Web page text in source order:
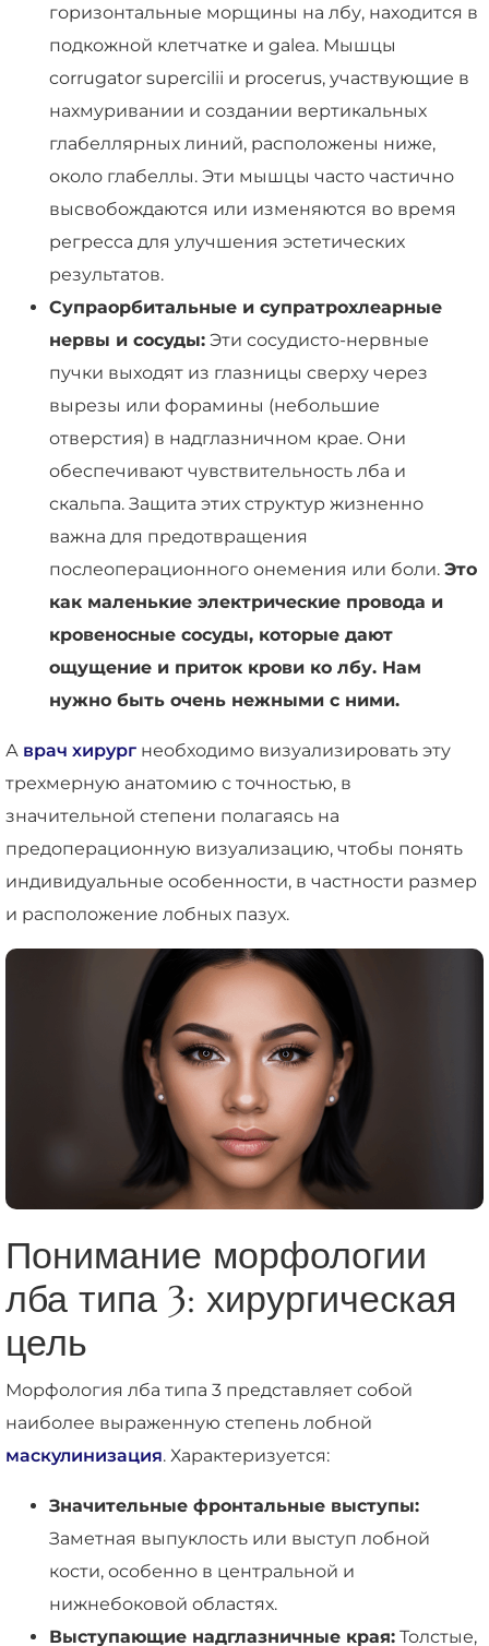
горизонтальные морщины на лбу, находится в
подкожной клетчатке и galea. Мышцы
corrugator supercilii и procerus, участвующие в
нахмуривании и создании вертикальных
глабеллярных линий, расположены ниже,
около глабеллы. Эти мышцы часто частично
высвобождаются или изменяются во время
регресса для улучшения эстетических
результатов.
Супраорбитальные и супратрохлеарные
нервы и сосуды: Эти сосудисто-нервные
пучки выходят из глазницы сверху через
вырезы или форамины (небольшие
отверстия) в надглазничном крае. Они
обеспечивают чувствительность лба и
скальпа. Защита этих структур жизненно
важна для предотвращения
послеоперационного онемения или боли. Это
как маленькие электрические провода и
кровеносные сосуды, которые дают
ощущение и приток крови ко лбу. Нам
нужно быть очень нежными с ними.
А врач хирург необходимо визуализировать эту
трехмерную анатомию с точностью, в
значительной степени полагаясь на
предоперационную визуализацию, чтобы понять
индивидуальные особенности, в частности размер
и расположение лобных пазух.
Понимание морфологии
лба типа 3: хирургическая
цель
Морфология лба типа 3 представляет собой
наиболее выраженную степень лобной
маскулинизация. Характеризуется:
Значительные фронтальные выступы:
Заметная выпуклость или выступ лобной
кости, особенно в центральной и
нижнебоковой областях.
Выступающие надглазничные края: Толстые,